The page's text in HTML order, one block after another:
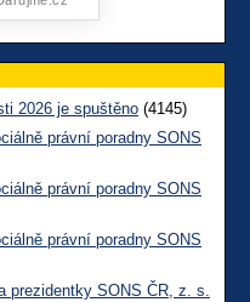
2026 je spuštěno (4145)
právní poradny SONS
právní poradny SONS
právní poradny SONS
prezidentky SONS ČR, z. s.